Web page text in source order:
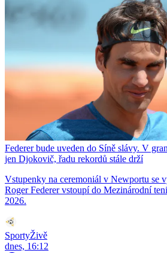
Federer bude uveden do Síně slávy. V
jen Djokovič, řadu rekordů stále drží
Vstupenky na ceremoniál v Newportu se
Roger Federer vstoupí do Mezinárodní
2026.
SportyŽivě
dnes, 16:12